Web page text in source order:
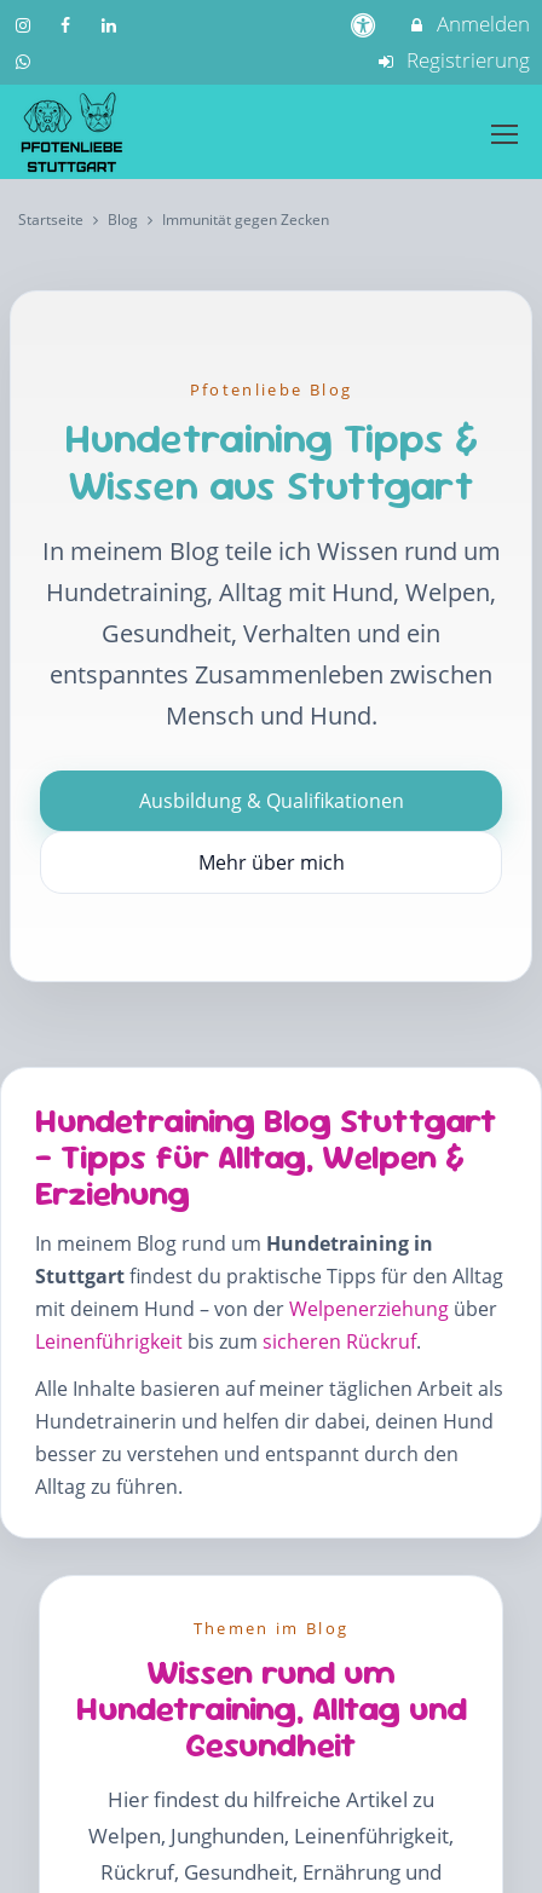
Anmelden
Registrierung
Startseite Blog Immunität gegen Zecken
Pfotenliebe Blog
Hundetraining Tipps &
Wissen aus Stuttgart
In meinem Blog teile ich Wissen rund um
Hundetraining, Alltag mit Hund, Welpen,
Gesundheit, Verhalten und ein
entspanntes Zusammenleben zwischen
Mensch und Hund.
Ausbildung & Qualifikationen
Mehr über mich
Hundetraining Blog Stuttgart
– Tipps für Alltag, Welpen &
Erziehung
In meinem Blog rund um Hundetraining in
Stuttgartfindest du praktische Tipps für den Alltag
mit deinem Hund – von derWelpenerziehung über
Leinenführigkeit bis zum sicheren Rückruf.
Alle Inhalte basieren auf meiner täglichen Arbeit als
Hundetrainerin und helfen dir dabei, deinen Hund
besser zu verstehen und entspannt durch den
Alltag zu führen.
Themen im Blog
Wissen rund um
Hundetraining, Alltag und
Gesundheit
Hier findest du hilfreiche Artikel zu
Welpen, Junghunden, Leinenführigkeit,
Rückruf, Gesundheit, Ernährung und